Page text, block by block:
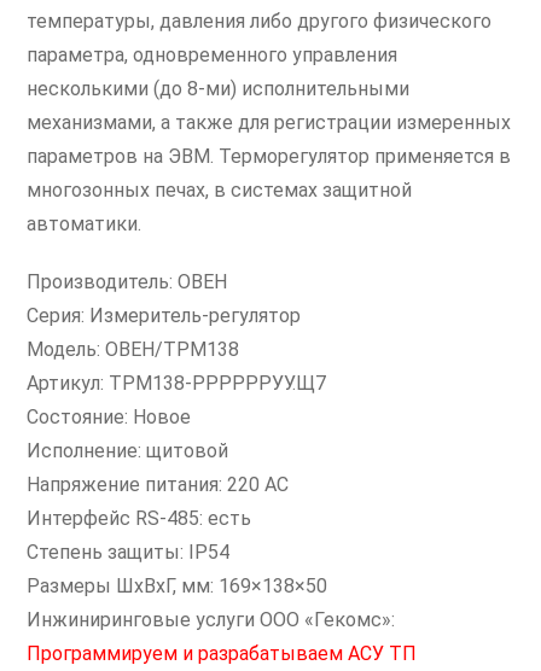
температуры, давления либо другого физического
параметра, одновременного управления
несколькими (до 8-ми) исполнительными
механизмами, а также для регистрации измеренных
параметров на ЭВМ. Терморегулятор применяется в
многозонных печах, в системах защитной
автоматики.
Производитель: ОВЕН
Серия: Измеритель-регулятор
Модель: ОВЕН/ТРМ138
Артикул: ТРМ138-РРРРРРУУ.Щ7
Состояние: Новое
Исполнение: щитовой
Напряжение питания: 220 AC
Интерфейс RS-485: есть
Степень защиты: IP54
Размеры ШxВxГ, мм: 169×138×50
Инжиниринговые услуги ООО «Гекомс»:
Программируем и разрабатываем АСУ ТП